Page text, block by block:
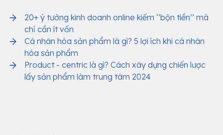
20+ ý tưởng kinh doanh online kiếm ‘’bộn tiền’’ mà
chỉ cần ít vốn
Cá nhân hóa sản phẩm là gì? 5 lợi ích khi cá nhân
hóa sản phẩm
Product - centric là gì? Cách xây dựng chiến lược
lấy sản phẩm làm trung tâm 2024